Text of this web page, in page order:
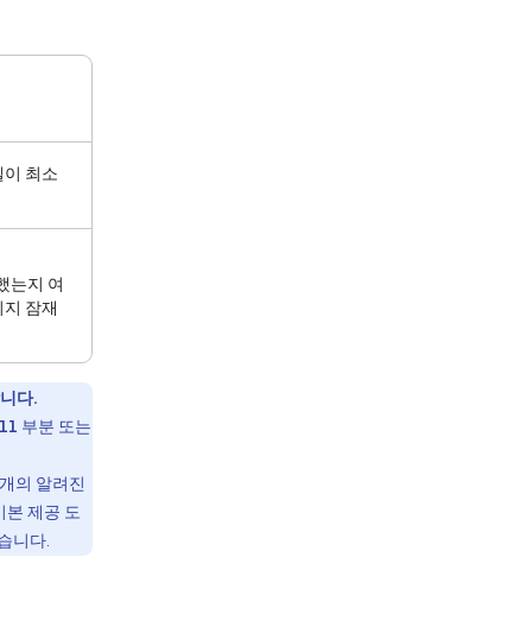
이 최소
는지 여
잠재
다.
부분 또는
의 알려진
본 제공 도
니다.